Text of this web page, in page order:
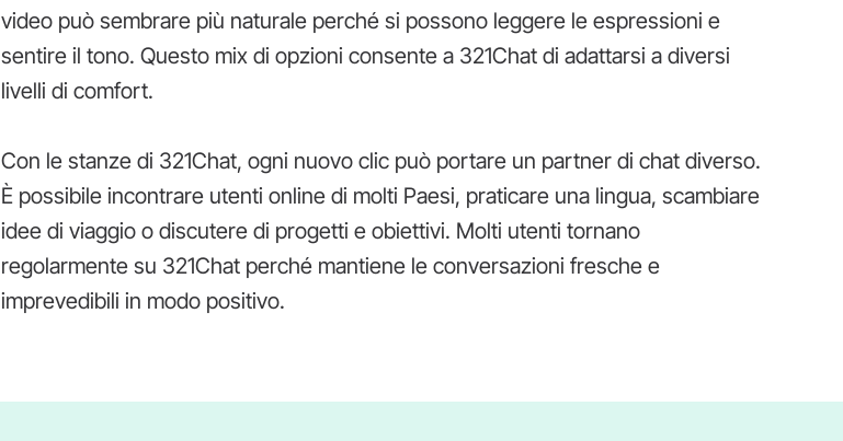
video può sembrare più naturale perché si possono leggere le espressioni e
sentire il tono. Questo mix di opzioni consente a 321Chat di adattarsi a diversi
livelli di comfort.
Con le stanze di 321Chat, ogni nuovo clic può portare un partner di chat diverso.
È possibile incontrare utenti online di molti Paesi, praticare una lingua, scambiare
idee di viaggio o discutere di progetti e obiettivi. Molti utenti tornano
regolarmente su 321Chat perché mantiene le conversazioni fresche e
imprevedibili in modo positivo.